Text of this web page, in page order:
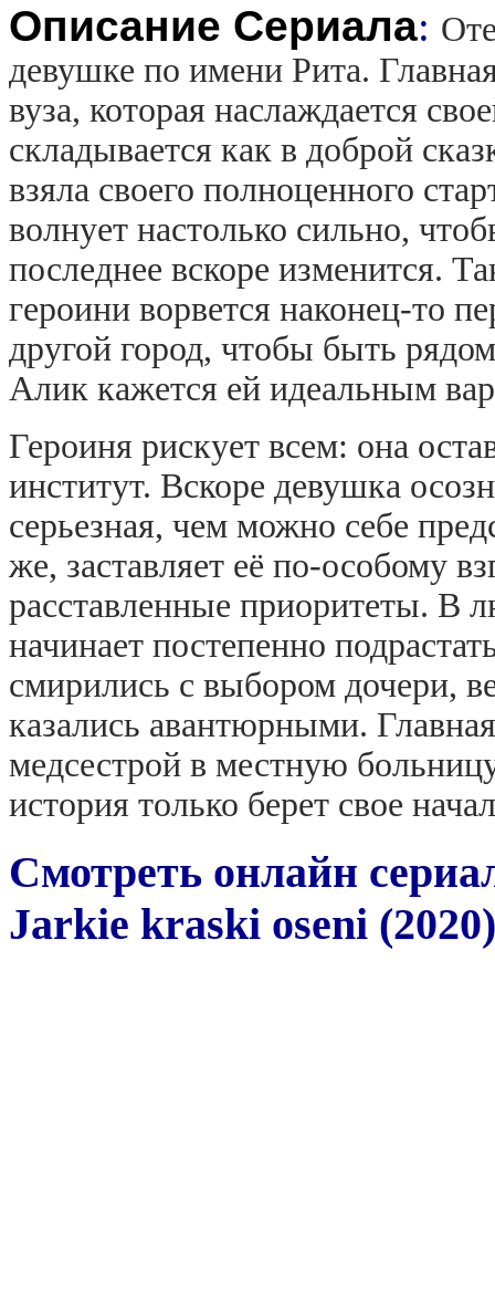
Описание Сериала:
девушке по имени Рита.
вуза, которая наслаждается
складывается как в доброй
взяла своего полноценного
волнует настолько сильно,
последнее вскоре изменится.
героини ворвется наконец-то
другой город, чтобы быть
Алик кажется ей идеальным
Героиня рискует всем: она
институт. Вскоре девушка
серьезная, чем можно себе
же, заставляет её по-особому
расставленные приоритеты. В
начинает постепенно
смирились с выбором дочери,
казались авантюрными.
медсестрой в местную
история только берет свое
Смотреть онлайн
Jarkie kraski oseni (2020)